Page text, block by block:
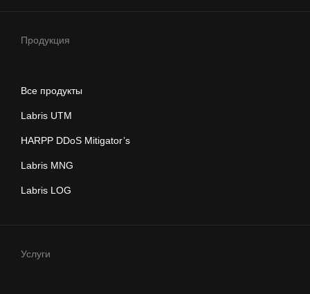
Продукция
Все продукты
Labris UTM
HARPP DDoS Mitigator’s
Labris MNG
Labris LOG
Услуги